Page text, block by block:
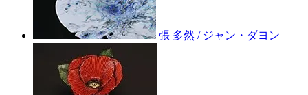
張 多然 / ジャン・ダヨン